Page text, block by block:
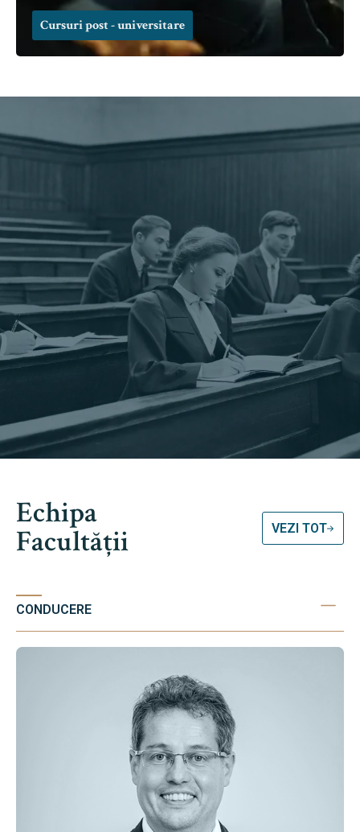
Cursuri post - universitare
Echipa
Facultății VEZI TOT
CONDUCERE